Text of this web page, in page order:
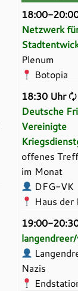
18:00-
Netzwerk
Plenum
Botopia
18:30 Uhr🗘
Deutsche
Vereinigte
offenes
im Monat
DFG-VK
Haus der
19:00-
Nazis